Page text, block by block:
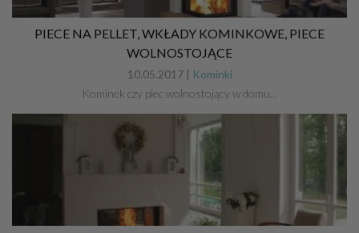
PIECE NA PELLET, WKŁADY KOMINKOWE, PIECE
WOLNOSTOJĄCE
10.05.2017 | Kominki
Kominek czy piec wolnostojący w domu…